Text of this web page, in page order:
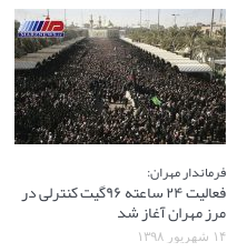
فرماندار مهران:
فعالیت ۲۴ ساعته ۹۶گیت‌ کنترلی در
مرز مهران آغاز شد
۱۴ شهریور ۱۳۹۸